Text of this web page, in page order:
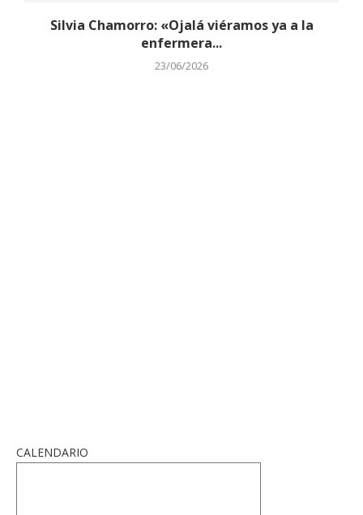
Silvia Chamorro: «Ojalá viéramos ya a la
enfermera...
23/06/2026
CALENDARIO